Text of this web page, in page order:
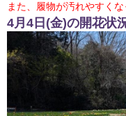
また、履物が汚れやすく
4月4日(金)の開花状